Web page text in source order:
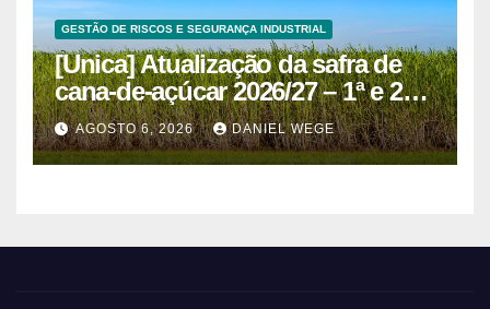
GESTÃO DE RISCOS E SEGURANÇA INDUSTRIAL
[Unica] Atualização da safra de
cana-de-açúcar 2026/27 – 1ª e 2ª
quinzenas de junho
AGOSTO 6, 2026 DANIEL WEGE